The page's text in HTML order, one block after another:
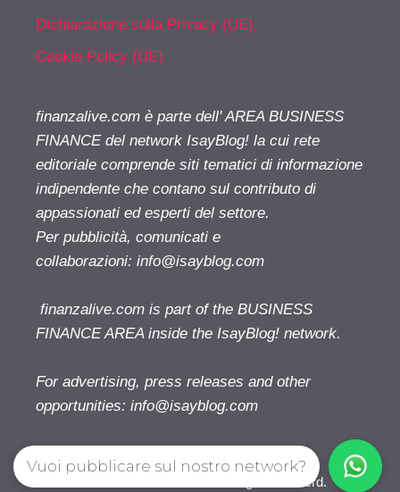
Dichiarazione sulla Privacy (UE)
Cookie Policy (UE)
finanzalive.com è parte dell' AREA BUSINESS
FINANCE del network IsayBlog! la cui rete
editoriale comprende siti tematici di informazione
indipendente che contano sul contributo di
appassionati ed esperti del settore.
Per pubblicità, comunicati e
collaborazioni: info@isayblog.com
finanzalive.com is part of the BUSINESS
FINANCE AREA inside the IsayBlog! network.
For advertising, press releases and other
opportunities: info@isayblog.com
Finanzalive.com © 2026. All right reserverd.
Vuoi pubblicare sul nostro network?